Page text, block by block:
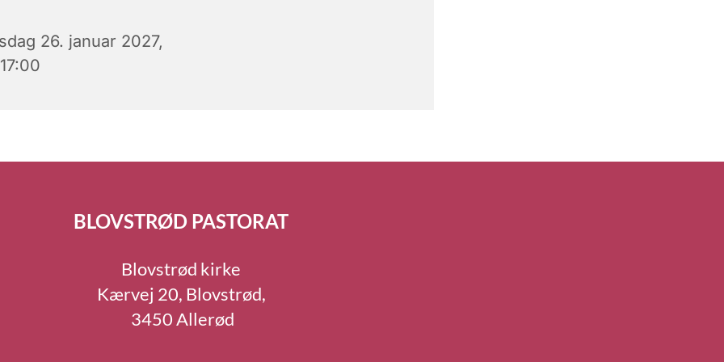
26. januar 2027,
BLOVSTRØD PASTORAT
Blovstrød kirke
Kærvej 20, Blovstrød,
3450 Allerød